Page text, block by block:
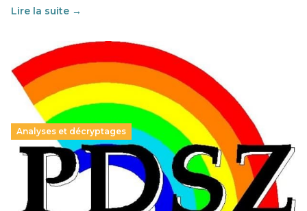
Lire la suite →
Analyses et décryptages
Hongrie : du changement pour les politiques
éducatives, aussi !
25 juin 2026